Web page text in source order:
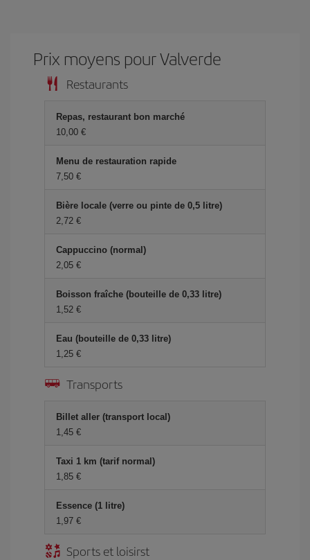
Prix ​​moyens pour Valverde
Restaurants
Repas, restaurant bon marché
10,00 €
Menu de restauration rapide
7,50 €
Bière locale (verre ou pinte de 0,5 litre)
2,72 €
Cappuccino (normal)
2,05 €
Boisson fraîche (bouteille de 0,33 litre)
1,52 €
Eau (bouteille de 0,33 litre)
1,25 €
Transports
Billet aller (transport local)
1,45 €
Taxi 1 km (tarif normal)
1,85 €
Essence (1 litre)
1,97 €
Sports et loisirst